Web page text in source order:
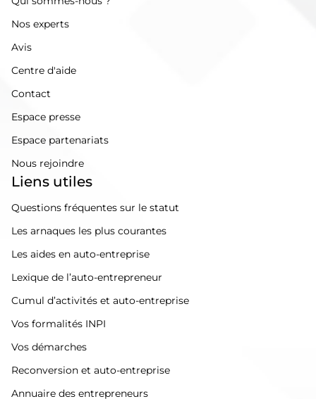
Nos experts
Avis
Centre d'aide
Contact
Espace presse
Espace partenariats
Nous rejoindre
Liens utiles
Questions fréquentes sur le statut
Les arnaques les plus courantes
Les aides en auto-entreprise
Lexique de l’auto-entrepreneur
Cumul d’activités et auto-entreprise
Vos formalités INPI
Vos démarches
Reconversion et auto-entreprise
Annuaire des entrepreneurs